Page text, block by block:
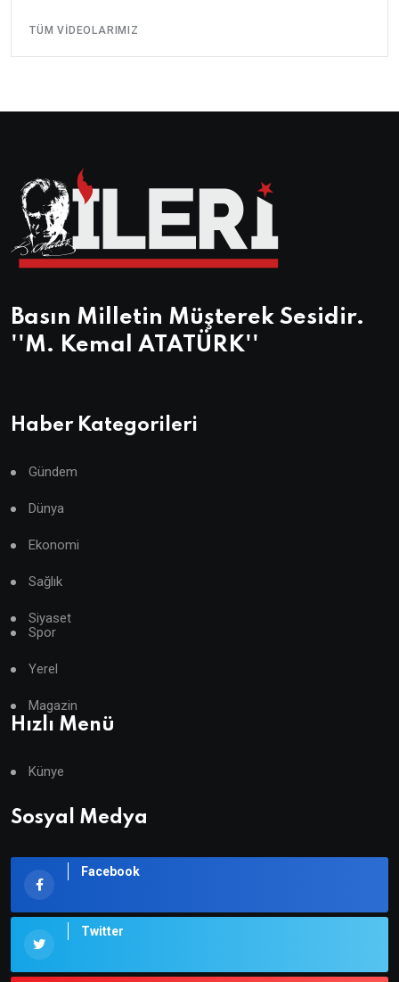
TÜM VIDEOLARIMIZ
Basın Milletin Müşterek Sesidir.
''M. Kemal ATATÜRK''
Haber Kategorileri
Gündem
Dünya
Ekonomi
Sağlık
Siyaset
Spor
Yerel
Magazin
Hızlı Menü
Künye
Sosyal Medya
Facebook
Twitter